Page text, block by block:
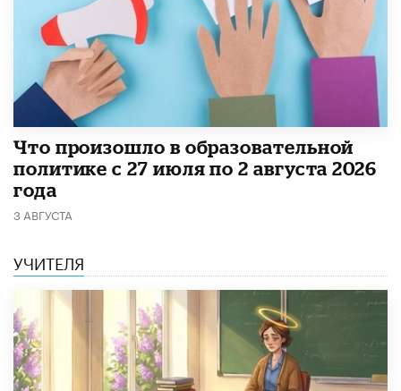
​Что произошло в образовательной
политике с 27 июля по 2 августа 2026
года
3 АВГУСТА
УЧИТЕЛЯ